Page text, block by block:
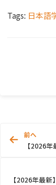
Tags: 日本語
前へ